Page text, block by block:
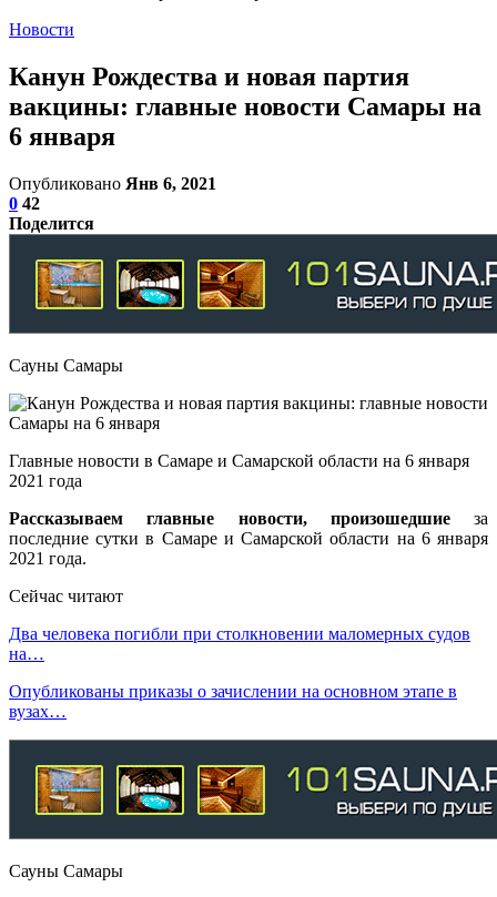
Новости
Канун Рождества и новая партия
вакцины: главные новости Самары на
6 января
Опубликовано Янв 6, 2021
0 42
Поделится
Сауны Самары
Главные новости в Самаре и Самарской области на 6 января
2021 года
Рассказываем главные новости, произошедшиеза
последние сутки в Самаре и Самарской области на 6 января
2021 года.
Сейчас читают
Два человека погибли при столкновении маломерных судов
на…
Опубликованы приказы о зачислении на основном этапе в
вузах…
Сауны Самары